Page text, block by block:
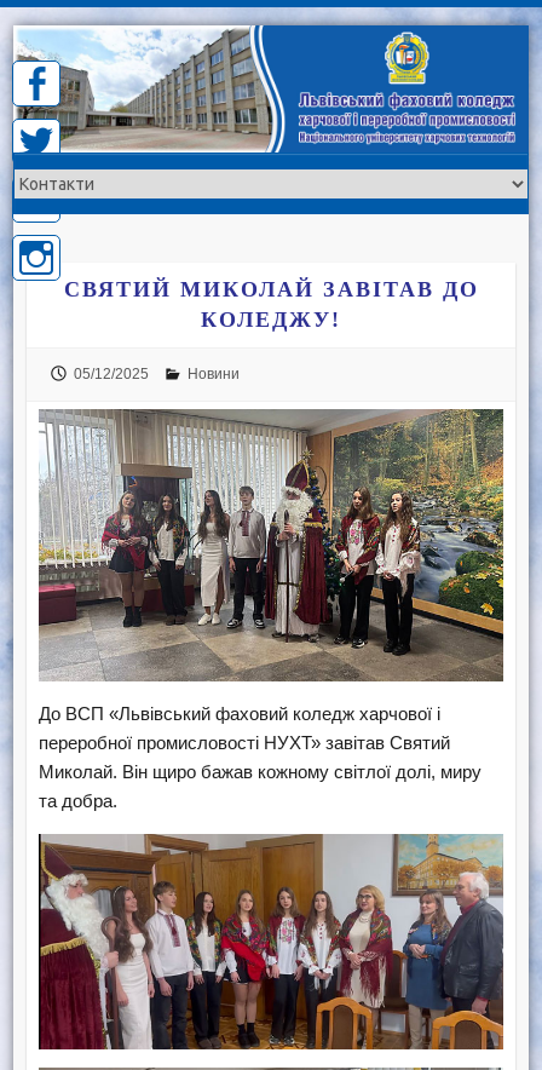
Skip
content
СВЯТИЙ МИКОЛАЙ ЗАВІТАВ ДО
КОЛЕДЖУ!
05/12/2025 Новини
До ВСП «Львівський фаховий коледж харчової і
переробної промисловості НУХТ» завітав Святий
Миколай. Він щиро бажав кожному світлої долі, миру
та добра.